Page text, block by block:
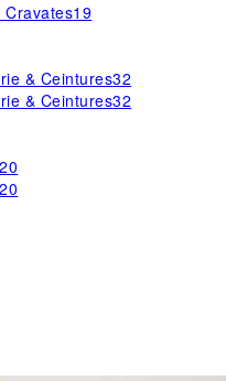
Cravates19
& Ceintures32
& Ceintures32
20
20